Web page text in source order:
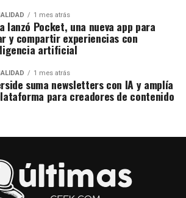
1 mes atrás
lanzó Pocket, una nueva app para
y compartir experiencias con
artificial
1 mes atrás
suma newsletters con IA y amplía
para creadores de contenido